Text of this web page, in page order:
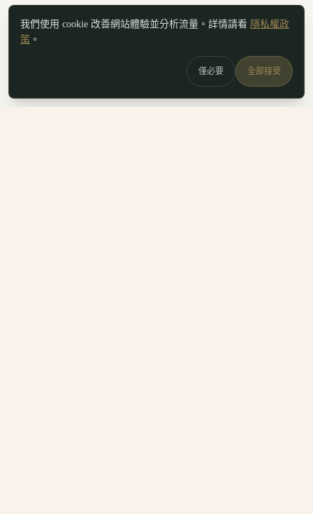
我們使用 cookie 改善網站體驗並分析流量。詳情請看 隱私權政
策 。
僅必要 全部接受